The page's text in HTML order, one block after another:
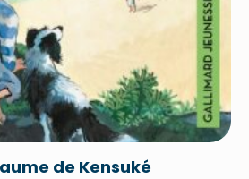
de Kensuké